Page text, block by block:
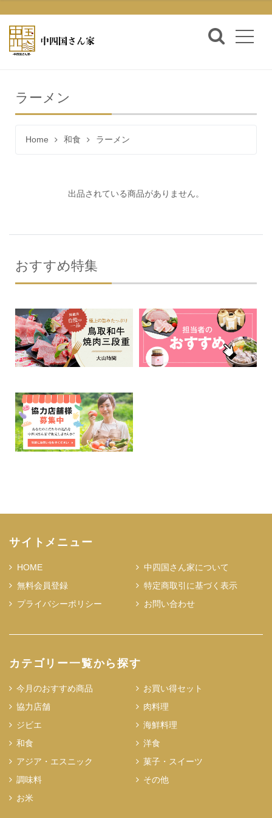
ラーメン
Home 和食 ラーメン
出品されている商品がありません。
おすすめ特集
サイトメニュー
HOME
中四国さん家について
無料会員登録
特定商取引に基づく表示
プライバシーポリシー
お問い合わせ
カテゴリー一覧から探す
今月のおすすめ商品
お買い得セット
協力店舗
肉料理
ジビエ
海鮮料理
和食
洋食
アジア・エスニック
菓子・スイーツ
調味料
その他
お米